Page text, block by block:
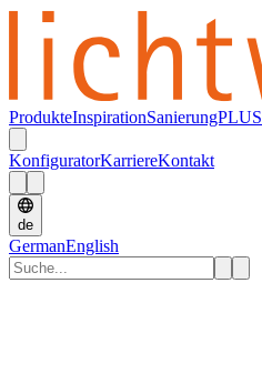
ProdukteInspirationSanierungPLUS
KonfiguratorKarriereKontakt
de
GermanEnglish